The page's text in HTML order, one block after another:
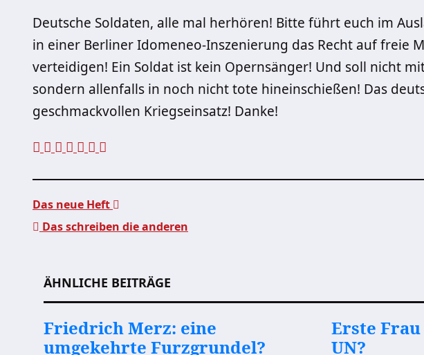
Deutsche Soldaten, alle mal herhören! Bitte führt euch im
in einer Berliner Idomeneo-Inszenierung das Recht auf freie
verteidigen! Ein Soldat ist kein Opernsänger! Und soll nicht
sondern allenfalls in noch nicht tote hineinschießen! Das
geschmackvollen Kriegseinsatz! Danke!
Das neue Heft
Das schreiben die anderen
ÄHNLICHE BEITRÄGE
Friedrich Merz: eine
umgekehrte Furzgrundel?
Erste
UN?